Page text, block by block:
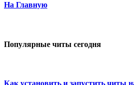
На Главную
Популярные читы сегодня